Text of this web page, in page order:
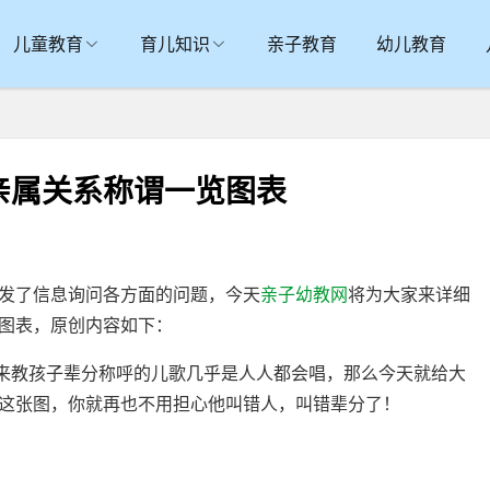
儿童教育 育儿知识 亲子教育 幼儿教育
关系称谓一览图表
了信息询问各方面的问题，今天亲子幼教网将为大家来详细
，原创内容如下：
教孩子辈分称呼的儿歌几乎是人人都会唱，那么今天就给大
图，你就再也不用担心他叫错人，叫错辈分了！